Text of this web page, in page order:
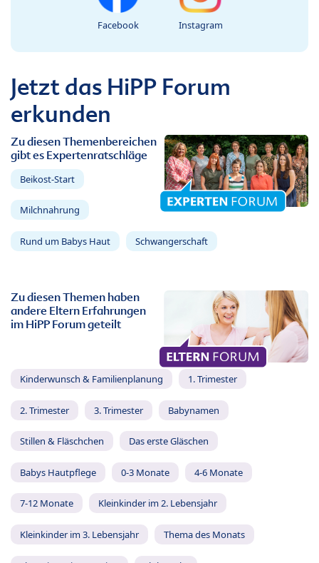
Facebook Instagram
Jetzt das HiPP Forum
erkunden
Zu diesen Themenbereichen
gibt es Expertenratschläge
Beikost-Start
Milchnahrung
Rund um Babys Haut Schwangerschaft
Zu diesen Themen haben
andere Eltern Erfahrungen
im HiPP Forum geteilt
Kinderwunsch & Familienplanung 1. Trimester
2. Trimester 3. Trimester Babynamen
Stillen & Fläschchen Das erste Gläschen
Babys Hautpflege 0-3 Monate 4-6 Monate
7-12 Monate Kleinkinder im 2. Lebensjahr
Kleinkinder im 3. Lebensjahr Thema des Monats